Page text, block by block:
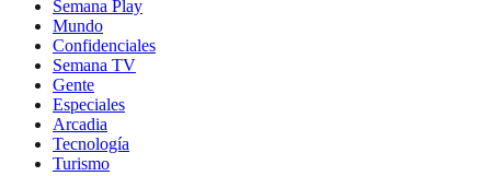
Semana Play
Mundo
Confidenciales
Semana TV
Gente
Especiales
Arcadia
Tecnología
Turismo